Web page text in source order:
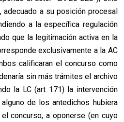
adecuado a su posición procesal
a la específica regulación
que la legitimación activa en la
exclusivamente a la AC
calificaran el concurso como
sin más trámites el archivo
la LC (art 171) la intervención
de los antedichos hubiera
concurso, a oponerse (en cuyo